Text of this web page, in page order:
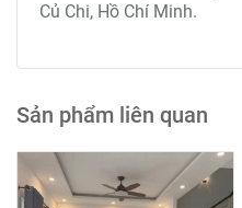
Củ Chi, Hồ Chí Minh.
Sản phẩm liên quan